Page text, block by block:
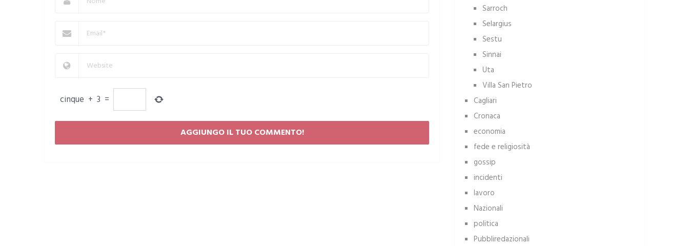
cinque + 3 =
Sarroch
Selargius
Sestu
Sinnai
Uta
Villa San Pietro
Cagliari
Cronaca
economia
fede e religiosità
gossip
incidenti
lavoro
Nazionali
politica
Pubbliredazionali